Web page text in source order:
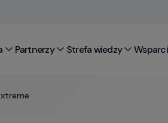
Partnerzy Strefa wiedzy